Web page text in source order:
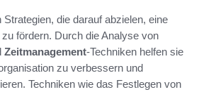
die darauf abzielen, eine
zu fördern. Durch die Analyse von
Zeitmanagement-Techniken helfen sie
zu verbessern und
Techniken wie das Festlegen von